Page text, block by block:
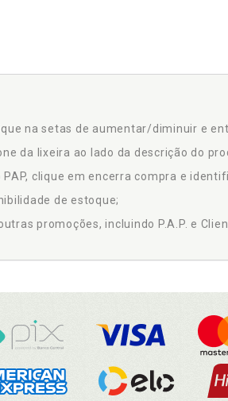
na setas de aumentar/diminuir e
da lixeira ao lado da descrição do
clique em encerra compra e
de estoque;
promoções, incluindo P.A.P. e